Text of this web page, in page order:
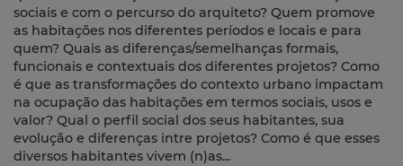
sociais e com o percurso do arquiteto? Quem promove
as habitações nos diferentes períodos e locais e para
quem? Quais as diferenças/semelhanças formais,
funcionais e contextuais dos diferentes projetos? Como
é que as transformações do contexto urbano impactam
na ocupação das habitações em termos sociais, usos e
valor? Qual o perfil social dos seus habitantes, sua
evolução e diferenças intre projetos? Como é que esses
diversos habitantes vivem (n)as...